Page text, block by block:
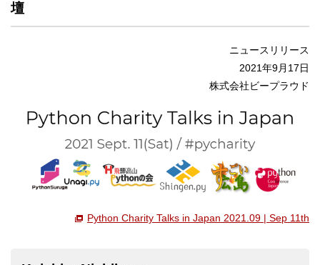
壇
ニュースリリース
2021年9月17日
株式会社ビープラウド
Python Charity Talks in Japan 2021.09 | Sep 11th